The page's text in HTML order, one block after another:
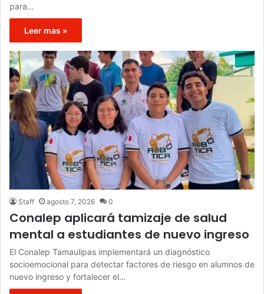
para…
Leer mas »
Staff agosto 7, 2026 0
Conalep aplicará tamizaje de salud
mental a estudiantes de nuevo ingreso
El Conalep Tamaulipas implementará un diagnóstico
socioemocional para detectar factores de riesgo en alumnos de
nuevo ingreso y fortalecer el…